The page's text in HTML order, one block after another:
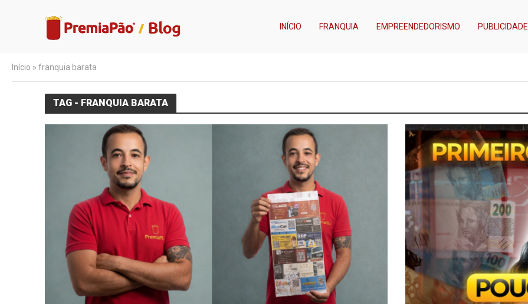
INÍCIO FRANQUIA EMPREENDEDORISMO PUBLICIDADE
Início » franquia barata
TAG - FRANQUIA BARATA